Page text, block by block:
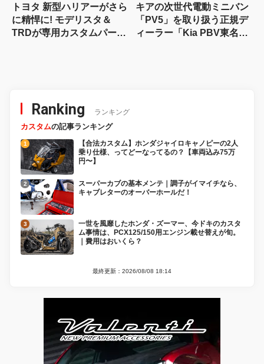
トヨタ 新型ハリアーがさら
に精悍に! モデリスタ＆
TRDが専用カスタムパーツ
キアの次世代電動ミニバン
「PV5」を取り扱う正規デ
ィーラー「Kia PBV東名横
Ranking ランキング
カスタムの記事ランキング
【合法カスタム】ホンダジャイロキャノピーの2人
乗り仕様、ってどーなってるの？【車両込み75万
円〜】
スーパーカブの基本メンテ｜調子がイマイチなら、
キャブレターのオーバーホールだ！
一世を風靡したホンダ・ズーマー、今ドキのカスタ
ム事情は、PCX125/150用エンジン載せ替えが旬。
｜費用はおいくら？
最終更新：2026/08/08 18:14